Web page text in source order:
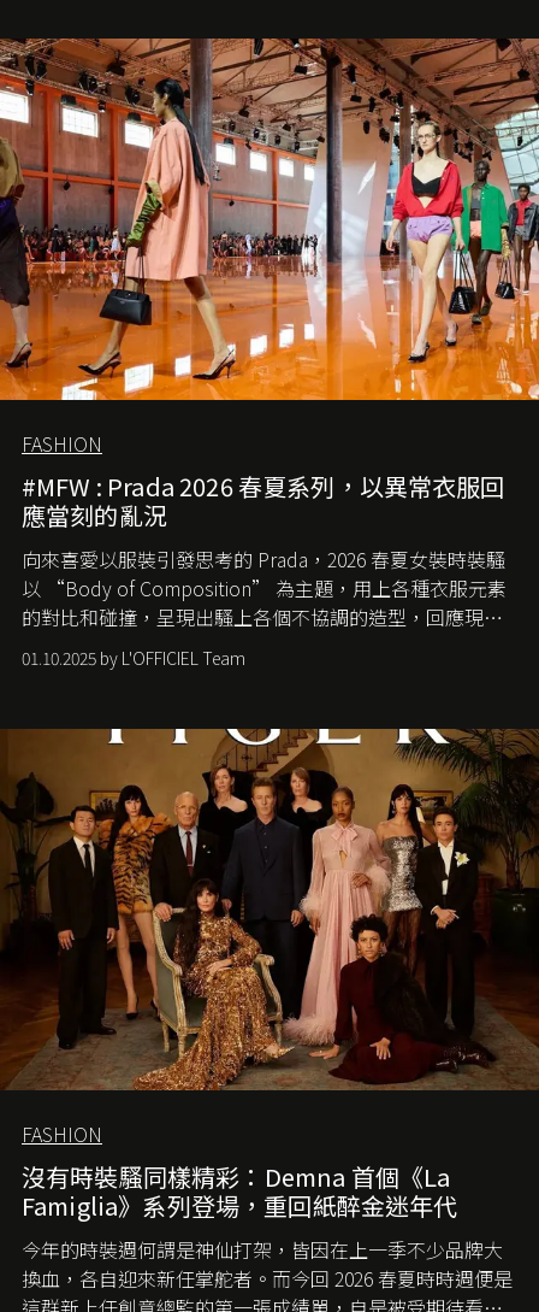
愛它的雋永與優雅。那麼這個手袋是怎麼誕生的呢？又為
甚麼取名叫 2.55 ？今天就由《L'Officiel HK》帶你穿越流金
歲月，回顧 2.55 的誕生故事。
FASHION
#MFW : Prada 2026 春夏系列，以異常衣服回
應當刻的亂況
向來喜愛以服裝引發思考的 Prada，2026 春夏女裝時裝騷
以 “Body of Composition” 為主題，用上各種衣服元素
的對比和碰撞，呈現出騷上各個不協調的造型，回應現今
社會各種資訊、文化超載的現象。
01.10.2025 by L'OFFICIEL Team
FASHION
沒有時裝騷同樣精彩：Demna 首個《La
Famiglia》系列登場，重回紙醉金迷年代
今年的時裝週何謂是神仙打架，皆因在上一季不少品牌大
換血，各自迎來新任掌舵者。而今回 2026 春夏時時週便是